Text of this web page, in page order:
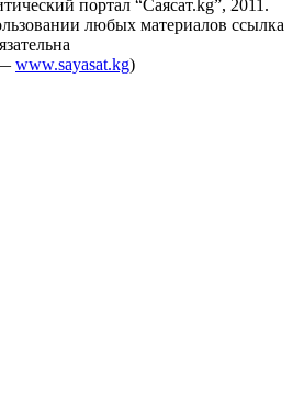
портал “Саясат.kg”, 2011.
любых материалов ссылка
www.sayasat.kg)